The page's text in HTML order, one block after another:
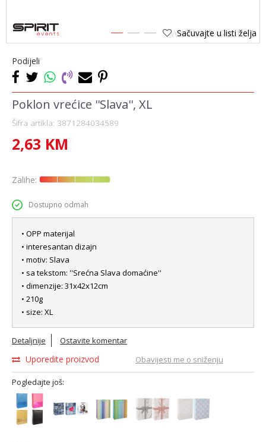
1 2 3 Sačuvajte u listi želja
Podijeli
Poklon vrećice ''Slava'', XL
Šifra artikla: 3871284034589
2,63 KM
Zalihe:
Dostupno odmah
• OPP materijal
• interesantan dizajn
• motiv: Slava
• sa tekstom: ''Srećna Slava domaćine''
• dimenzije: 31x42x12cm
• 210g
• size: XL
Detaljnije Ostavite komentar
Uporedite proizvod Obavijesti me o sniženju
Pogledajte još: